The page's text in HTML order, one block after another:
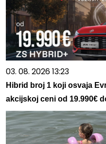
03. 08. 2026 13:23
Hibrid broj 1 koji osvaja
akcijskoj ceni od 19.990€